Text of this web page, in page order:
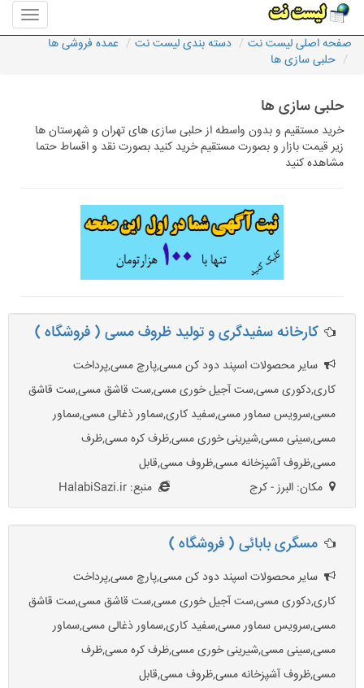
منوی
سایت
صفحه اصلی لیست نت دسته بندی لیست نت
عمده فروشی ها
حلبی سازی ها
حلبی سازی ها
خرید مستقیم و بدون واسطه از حلبی سازی های تهران و شهرستان ها
زیر قیمت بازار و بصورت مستقیم خرید کنید بصورت نقد و اقساط حتما
مشاهده کنید
کارخانه سفیدگری و تولید ظروف مسی ( فروشگاه )
سایر محصولات اسپند دود کن مسی,پارچ مسی,پرداخت
کاری,دکوری مسی,ست آجیل خوری مسی,ست قاشق مسی,ست قاشق
مسی,سرویس سماور مسی,سفید کاری,سماور ذغالی مسی,سماور
مسی,سینی مسی,شیرینی خوری مسی,ظرف کره مسی,ظرف
مسی,ظروف آشپزخانه مسی,ظروف مسی,قابل
مکان: البرز - کرج
منبع: HalabiSazi.ir
مسگری بابائی ( فروشگاه )
سایر محصولات اسپند دود کن مسی,پارچ مسی,پرداخت
کاری,دکوری مسی,ست آجیل خوری مسی,ست قاشق مسی,ست قاشق
مسی,سرویس سماور مسی,سفید کاری,سماور ذغالی مسی,سماور
مسی,سینی مسی,شیرینی خوری مسی,ظرف کره مسی,ظرف
مسی,ظروف آشپزخانه مسی,ظروف مسی,قابل